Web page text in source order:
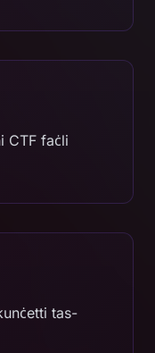
CTF faċli
tas-